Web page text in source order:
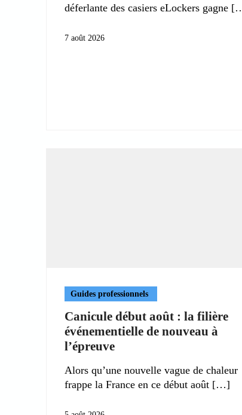
déferlante des casiers eLockers gagne
7 août 2026
Guides professionnels
Canicule début août : la filière
événementielle de nouveau à
l’épreuve
Alors qu’une nouvelle vague de chaleur
frappe la France en ce début août